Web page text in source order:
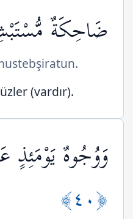
ضَاحِكَةٌ
(vardır).
وَوُجُوهٌ يَوْمَئِذٍ
﴿٤٠﴾